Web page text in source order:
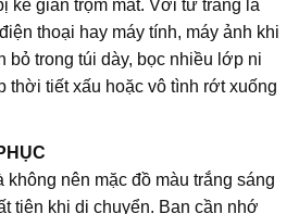
kẻ gian trộm mất. Với tư trang là
thoại hay máy tính, máy ảnh khi
bỏ trong túi dày, bọc nhiều lớp ni
thời tiết xấu hoặc vô tình rớt xuống
nên mặc đồ màu trắng sáng
tiện khi di chuyển. Bạn cần nhớ